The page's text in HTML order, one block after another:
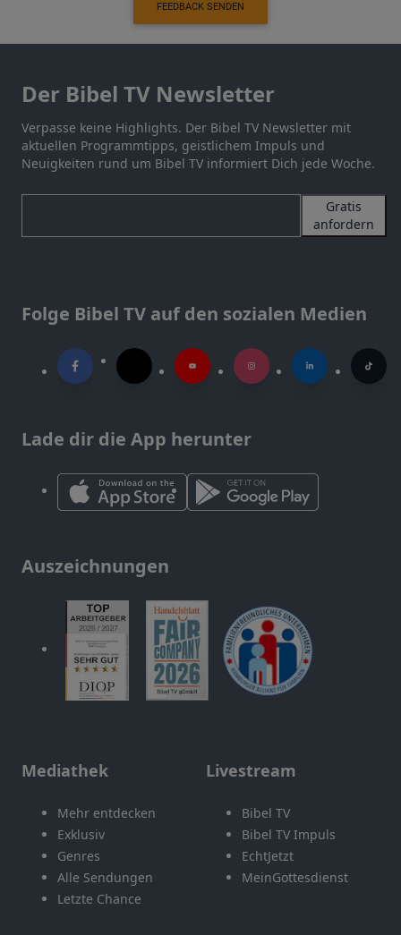
FEEDBACK SENDEN
Der Bibel TV Newsletter
Verpasse keine Highlights. Der Bibel TV Newsletter mit
aktuellen Programmtipps, geistlichem Impuls und
Neuigkeiten rund um Bibel TV informiert Dich jede Woche.
Gratis
anfordern
Folge Bibel TV auf den sozialen Medien
Lade dir die App herunter
Auszeichnungen
Mediathek
Mehr entdecken
Exklusiv
Genres
Alle Sendungen
Letzte Chance
Livestream
Bibel TV
Bibel TV Impuls
EchtJetzt
MeinGottesdienst